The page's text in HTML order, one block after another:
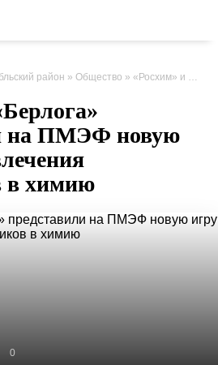
район » Общество » «Росхим» и «Берлога» представили на ПМЭФ новую игру для вовлечения школьников в химию
на ПМЭФ новую
в химию
0